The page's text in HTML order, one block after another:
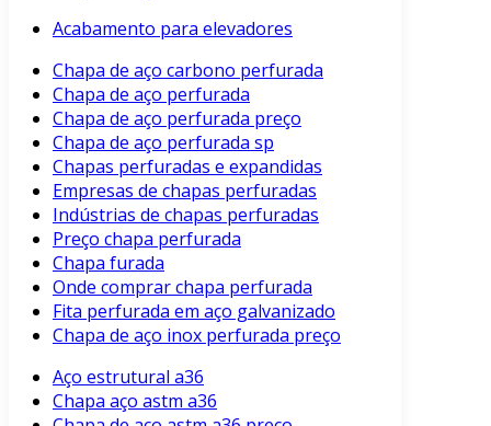
Acabamento para elevadores
Chapa de aço carbono perfurada
Chapa de aço perfurada
Chapa de aço perfurada preço
Chapa de aço perfurada sp
Chapas perfuradas e expandidas
Empresas de chapas perfuradas
Indústrias de chapas perfuradas
Preço chapa perfurada
Chapa furada
Onde comprar chapa perfurada
Fita perfurada em aço galvanizado
Chapa de aço inox perfurada preço
Aço estrutural a36
Chapa aço astm a36